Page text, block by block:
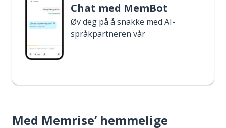
Chat med MemBot
Øv deg på å snakke med AI-
språkpartneren vår
Med Memrise’ hemmelige